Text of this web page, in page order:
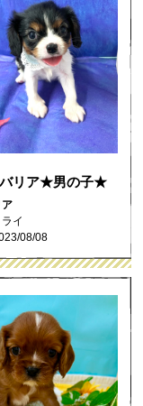
リア★男の子★
ア
イ
08/08